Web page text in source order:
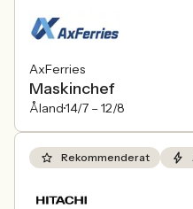
AxFerries
Maskinchef
Åland14/7 – 12/8
Rekommenderat